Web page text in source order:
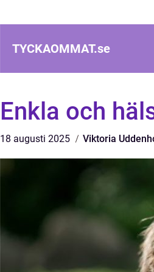
TYCKAOMMAT.se
Enkla och
18 augusti 2025 Viktoria